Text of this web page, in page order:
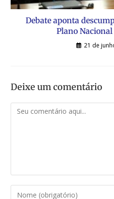
Debate aponta
Plano Nacional
21 de
Deixe um comentário